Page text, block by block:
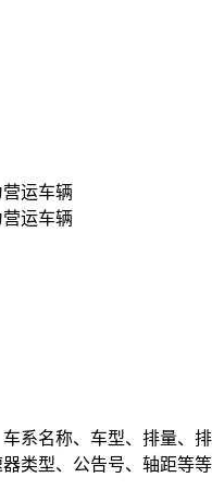
运车辆
运车辆
系名称、车型、排量、排
类型、公告号、轴距等等